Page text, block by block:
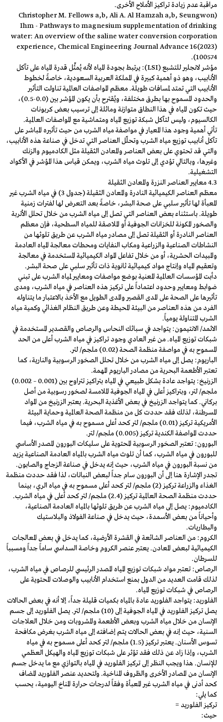
مراقبة عدم زيادة تراكيز الأملاح الأخرى.
(Christopher M. Fellows a,b, Ali A. Al Hamzah a,b, Seungwon
Ihm - Pathways to magnesium supplementation of drinking
water: An overview of the saline water conversion corporation
experience, Chemical Engineering Journal Advance 16(2023)
100574).
مؤشر لانجلير للتشبع (LSI): يرتبط بجودة المياه لأنه يُمثِّل قدرة المياه على تآكل
الأنابيب، وهو ذو أهمية كبيرة في المملكة العربية السعودية، خاصةً لخطوط
الأنابيب التي تمتد لمسافات طويلة. معظم المواصفات العالمية تناولت التأثير
والحدود المسموح بها بطرق مختلفة، ويُقترح بأن يكون المؤشر بين (0.0-0.5)،
حيث تكون المياه في هذا النطاق متوازنة ومائلة إلى ترسيب بعض كربونات
الكالسيوم، وليس لتآكل شبكة توزيع المياه ومتماشية مع المواصفات العالمية.
تأتي أهمية وجود هذا المعيار في مواصفة مياه الشرب من حيث تأثيره المباشر على
تآكل أنابيب توزيع مياه الشرب وتحلّل العناصر التي تدخل في صناعة هذه الأنابيب،
والتي قد تحتوي على بعض العناصر والمعادن الثقيلة مثل الكادميوم والزنك
وغيرها، وبالتالي تؤدي إلى تلوث مياه الشرب، ويمكن قياس هذا المؤشر في الأكواد
التشغيلية.
4.3 معايير العناصر النزرة والمعادن الثقيلة
معظم العناصر الكيميائية النادرة والمعادن الثقيلة (جدول 3) في مياه الشرب غير
المعبأة لها تأثير سلبي على صحة البشر، خاصةً بعد التعرض لها لفترات زمنية
طويلة. باستثناء بعض العناصر التي تصل إلى مياه الشرب من خلال تحلل الأتربة
والصخور المكونة للخزانات الجوفية أو الملاصقة للمياه السطحية، فإن معظم
العناصر النادرة أو الثقيلة تصل إلى مصادر مياه الشرب عن طريق تلوثها من
النشاطات الصناعية والزراعية ومكاب النفايات ومحطات معالجة المياه العادمة
والمبيدات الحشرية، أو من خلال تفاعل المواد الكيميائية المستخدمة في معالجة
وتعقيم المياه وإنتاج مواد كيميائية ثانوية ذات تأثير سلبي على صحة البشر.
دأبت المؤسسات العالمية المعنية بوضع مواصفات ومعايير لمياه الشرب على تبني
ضوابط ومعايير وحدود اعتماداً على تركيز هذه العناصر في مياه الشرب، ومدى
تأثيرها على الصحة على المدى القصير والمدى الطويل مع الأخذ بالاعتبار ما يتناوله
الفرد من هذه العناصر من البيئة المحيطة وعن طريق النظام الغذائي وكمية مياه
الشرب المتناولة يومياً.
الاثمد/ الانتيمون: يتواجد في سبائك النحاس والرصاص والقصدير المستخدمة في
شبكات توزيع المياه. من غير العادي وجود تراكيز في مياه الشرب أعلى من الحد
المسموح به في مواصفة منظمة الصحة (0.02) ملجم/ لتر.
الباريوم: يصل إلى مياه الشرب من خلال تحلل الصخور الرسوبية والنارية، كما
تعتبر الأطعمة البحرية من مصادر الباريوم المهمة.
الزرنيخ: يتواجد عادة بشكل طبيعي في المياه بتراكيز تتراوح بين (0.001 – 0.002)
ملجم/ لتر، وبتراكيز أعلى في المياه الجوفية الملامسة لصخور رسوبية من أصل
بركاني. كما يتواجد الزرنيخ في بعض الأغذية البحرية. يعتبر الزرنيخ من المواد
المسرطنة، لذلك فقد حددت كل من منظمة الصحة العالمية وحماية البيئة
الأمريكية تركيز (0.01) ملجم/ لتر كحد أعلى مسموح به في مياه الشرب، فيما
حددت المواصفة الكندية تركيز (0.005) ملجم/ لتر.
البورون: تعتبر الصخور الرسوبية المحتوية على سليكات البورون المصدر الأساسي
للبورون في مياه الشرب، كما أن تلوث مياه الشرب بالمياه العادمة الصناعية يزيد
من نسبة البورون في مياه الشرب، حيث إنه يدخل في صناعة الزجاج والصابون.
تجدر الإشارة هنا إلى أن البورون سام جداً لبعض النباتات، لذا فقد حددت منظمة
الغذاء والزراعة تركيز (2) ملجم/ لتر كحد أعلى مسموح به في مياه الري، بينما
حددت منظمة الصحة العالمية تركيز (2.4) ملجم/ لتر كحد أعلى في مياه الشرب.
الكادميوم: يصل إلى مياه الشرب عن طريق تلوثها بالمياه العادمة الصناعية،
وأحياناً من بعض الأسمدة، حيث يدخل في صناعة الفولاذ والبلاستيك
والبطاريات.
الكروم: من العناصر الشائعة في القشرة الأرضية، كما يدخل في بعض المعالجات
الكيميائية لبعض المعادن. يعتبر عنصر الكروم وخاصة السداسي ساماً جداً ومسبباً
للسرطان.
الرصاص: تعتبر مواد شبكات توزيع المياه المصدر الرئيسي للرصاص في مياه الشرب،
لذلك قامت العديد من الدول بمنع استخدام الأنابيب والوصلات المحتوية على
الرصاص في شبكات توزيع المياه.
الفلورید: يتواجد الفلوريد عادة بالمياه بكميات قليلة جداً، إلا أنه في بعض الحالات
يصل تركيز الفلوريد في المياه الجوفية إلى (10) ملجم/ لتر. يصل الفلوريد إلى جسم
الإنسان من خلال مياه الشرب وبعض الأطعمة والمشروبات ومن خلال العلاجات
السنية، حيث إنه في بعض الحالات يتم إضافته إلى مياه الشرب بغرض مكافحة
تسوس الأسنان. يعتبر تركيز (1.5) ملجم/ لتر كحد أعلى مسموح به في مياه
الشرب، وإذا زاد عن ذلك فقد تؤثر على شبكات توزيع المياه والهيكل العظمي
للإنسان. هذا ويجب النظر إلى تركيز الفلوريد في المياه بالتوازي مع ما يدخل جسم
الإنسان من المصادر الأخرى والظروف المناخية. ولتحديد عنصر الفلوريد المضاف
كحد أدنى في مياه الشرب غير المعبأة وفقاً لدرجات حرارة المناخ اليومية، يحسب
كما يلي:
تركيز الفلوريد =
حيث: